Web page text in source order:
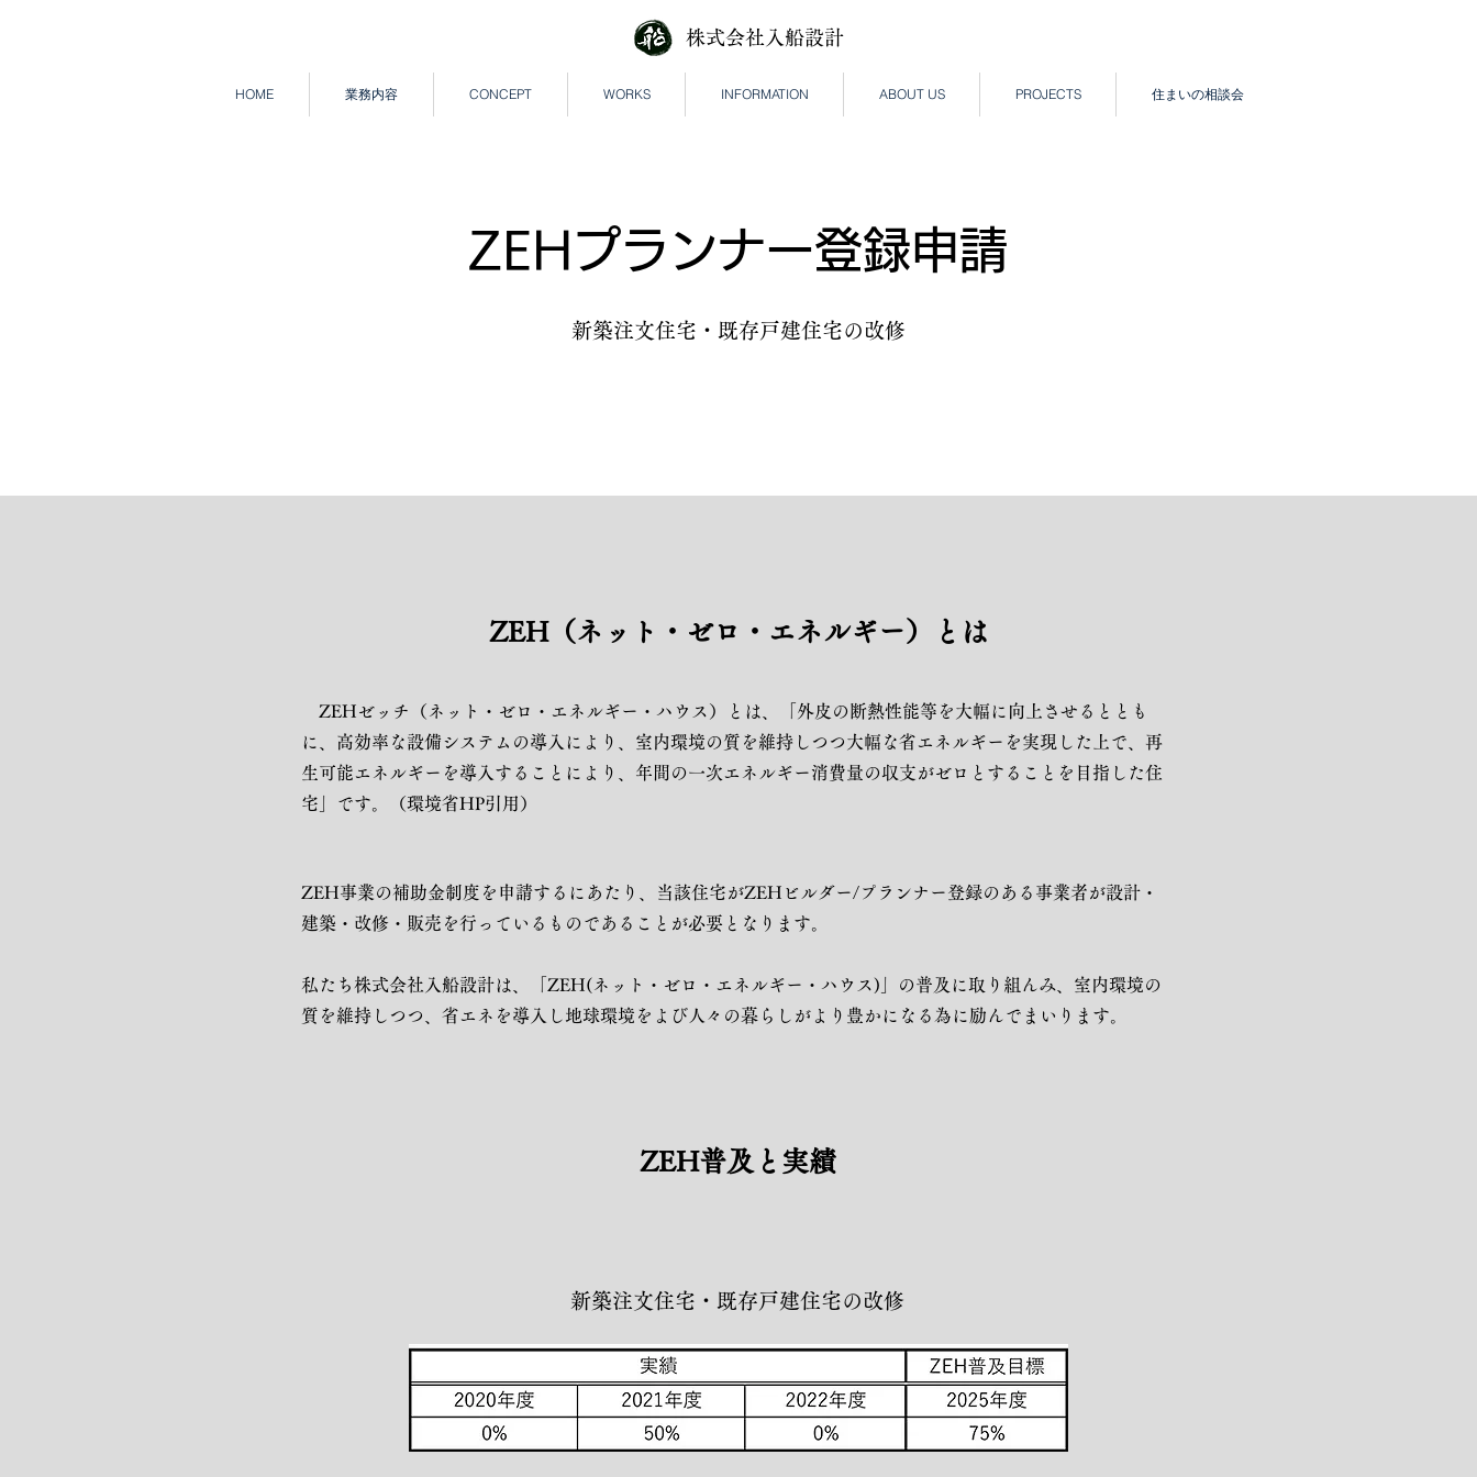
株式会社入船設計
HOME 業務内容 CONCEPT WORKS INFORMATION ABOUT US PROJECTS 住まいの相談会
ZEHプランナー登録申請
新築注文住宅・既存戸建住宅の改修
ZEH（ネット・ゼロ・エネルギー）とは
ZEHゼッチ（ネット・ゼロ・エネルギー・ハウス）とは、「外皮の断熱性能等を大幅に向上させるととも
に、高効率な設備システムの導入により、室内環境の質を維持しつつ大幅な省エネルギーを実現した上で、再
生可能エネルギーを導入することにより、年間の一次エネルギー消費量の収支がゼロとすることを目指した住
宅」です。（環境省HP引用）
ZEH事業の補助金制度を申請するにあたり、当該住宅がZEHビルダー/プランナー登録のある事業者が設計・
建築・改修・販売を行っているものであることが必要となります。
​私たち株式会社入船設計は、「ZEH(ネット・ゼロ・エネルギー・ハウス)」の普及に取り組んみ、室内環境の
質を維持しつつ、省エネを導入し地球環境をよび人々の暮らしがより豊かになる為に励んでまいります。
ZEH普及と実績
新築注文住宅・既存戸建住宅の改修